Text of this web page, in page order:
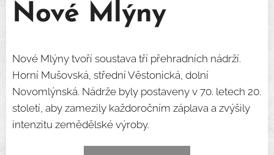
Nové Mlýny
Nové Mlýny tvoří soustava tří přehradních nádrží.
Horní Mušovská, střední Věstonická, dolní
Novomlýnská. Nádrže byly postaveny v 70. letech 20.
století, aby zamezily každoročním záplava a zvýšily
intenzitu zemědělské výroby.